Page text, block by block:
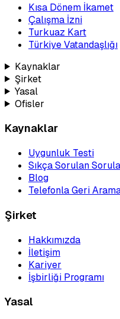
Kısa Dönem İkamet
Çalışma İzni
Turkuaz Kart
Türkiye Vatandaşlığı
Kaynaklar
Şirket
Yasal
Ofisler
Kaynaklar
Uygunluk Testi
Sıkça Sorulan
Blog
Telefonla Geri
Şirket
Hakkımızda
İletişim
Kariyer
İşbirliği Programı
Yasal